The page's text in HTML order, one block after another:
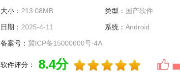
大小： 213.08MB 类型： 国产软件
日期： 2025-4-11 系统： Android
备案号： 冀ICP备15000600号-4A
软件评分： 8.4分